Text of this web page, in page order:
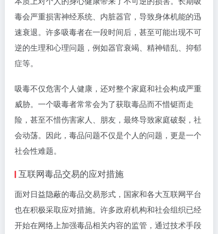
毒会严重损害神经系统、内脏器官，导致身体机能的迅
速衰退。许多吸毒者在一段时间后，甚至可能出现不可
逆的生理和心理问题，例如器官衰竭、精神错乱、抑郁
症等。
吸毒不仅危害个人健康，还对整个家庭和社会构成严重
威胁。一个吸毒者常常会为了获取毒品而不惜铤而走
险，甚至不惜伤害家人、朋友，最终导致家庭破裂，社
会动荡。因此，毒品问题不仅是个人的问题，更是一个
社会性难题。
互联网毒品交易的应对措施
面对日益隐蔽的毒品交易形式，国家和各大互联网平台
也在积极采取应对措施。许多政府机构和社会组织已经
开始在网络上加强毒品相关内容的监管，通过技术手段